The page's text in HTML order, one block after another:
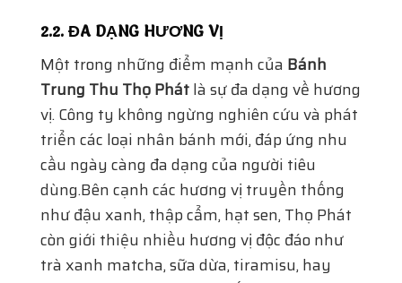
2.2. ĐA DẠNG HƯƠNG VỊ
Một trong những điểm mạnh của Bánh
Trung Thu Thọ Phátlà sự đa dạng về hương
vị. Công ty không ngừng nghiên cứu và phát
triển các loại nhân bánh mới, đáp ứng nhu
cầu ngày càng đa dạng của người tiêu
dùng.Bên cạnh các hương vị truyền thống
như đậu xanh, thập cẩm, hạt sen, Thọ Phát
còn giới thiệu nhiều hương vị độc đáo như
trà xanh matcha, sữa dừa, tiramisu, hay